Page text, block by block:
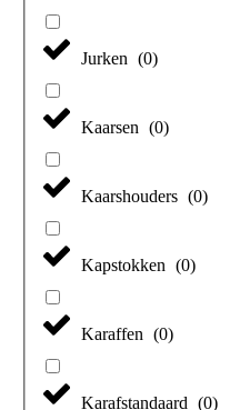
Jurken (0)
Kaarsen (0)
Kaarshouders (0)
Kapstokken (0)
Karaffen (0)
Karafstandaard (0)